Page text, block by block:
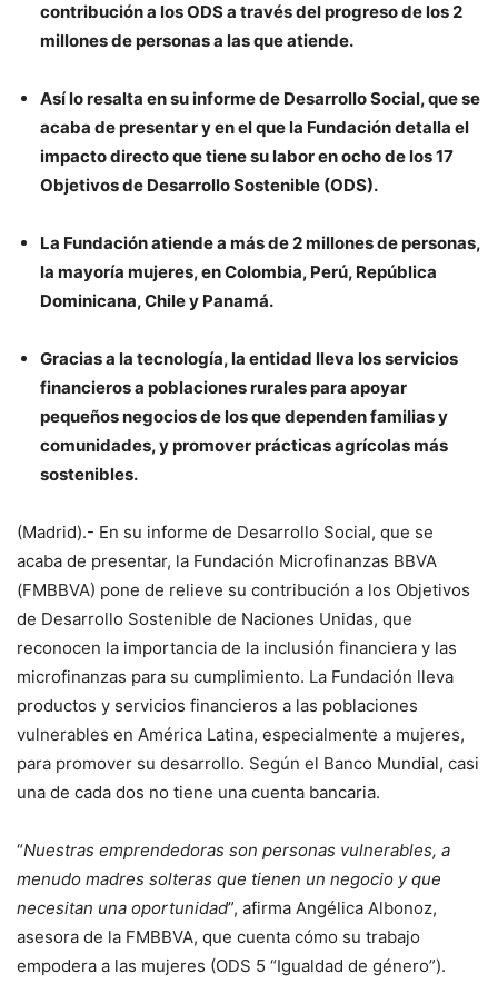
contribución a los ODS a través del progreso de los 2
millones de personas a las que atiende.
Así lo resalta en su informe de Desarrollo Social, que se
acaba de presentar y en el que la Fundación detalla el
impacto directo que tiene su labor en ocho de los 17
Objetivos de Desarrollo Sostenible (ODS).
La Fundación atiende a más de 2 millones de personas,
la mayoría mujeres, en Colombia, Perú, República
Dominicana, Chile y Panamá.
Gracias a la tecnología, la entidad lleva los servicios
financieros a poblaciones rurales para apoyar
pequeños negocios de los que dependen familias y
comunidades, y promover prácticas agrícolas más
sostenibles.
(Madrid).- En su informe de Desarrollo Social, que se
acaba de presentar, la Fundación Microfinanzas BBVA
(FMBBVA) pone de relieve su contribución a los Objetivos
de Desarrollo Sostenible de Naciones Unidas, que
reconocen la importancia de la inclusión financiera y las
microfinanzas para su cumplimiento. La Fundación lleva
productos y servicios financieros a las poblaciones
vulnerables en América Latina, especialmente a mujeres,
para promover su desarrollo. Según el Banco Mundial, casi
una de cada dos no tiene una cuenta bancaria.
“Nuestras emprendedoras son personas vulnerables, a
menudo madres solteras que tienen un negocio y que
necesitan una oportunidad”, afirma Angélica Albonoz,
asesora de la FMBBVA, que cuenta cómo su trabajo
empodera a las mujeres (ODS 5 “Igualdad de género”).